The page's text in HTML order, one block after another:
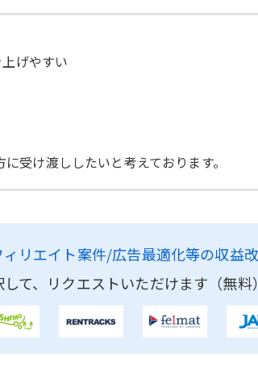
げやすい
受け渡ししたいと考えております。
ィリエイト案件/広告最適化等の収益
て、リクエストいただけます（無料）